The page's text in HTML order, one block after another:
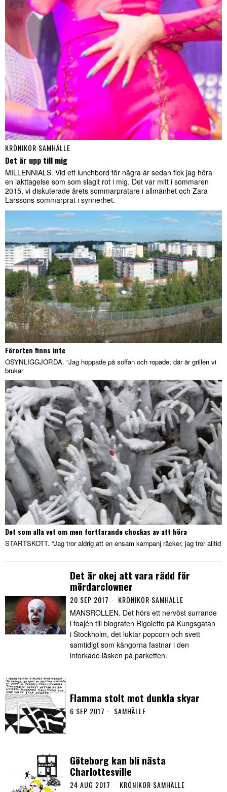
KRÖNIKOR·SAMHÄLLE
Det är upp till mig
MILLENNIALS. Vid ett lunchbord för några år sedan fick jag höra
en iakttagelse som som slagit rot i mig. Det var mitt i sommaren
2015, vi diskuterade årets sommarpratare i allmänhet och Zara
Larssons sommarprat i synnerhet.
Förorten finns inte
OSYNLIGGJORDA. “Jag hoppade på soffan och ropade, där är grillen vi
brukar
Det som alla vet om men fortfarande chockas av att höra
STARTSKOTT. “Jag tror aldrig att en ensam kampanj räcker, jag tror alltid
Det är okej att vara rädd för
mördarclowner
20 SEP 2017 KRÖNIKOR·SAMHÄLLE
MANSROLLEN. Det hörs ett nervöst surrande
i foajén till biografen Rigoletto på Kungsgatan
i Stockholm, det luktar popcorn och svett
samtidigt som kängorna fastnar i den
intorkade läsken på parketten.
Flamma stolt mot dunkla skyar
6 SEP 2017 SAMHÄLLE
Göteborg kan bli nästa
Charlottesville
24 AUG 2017 KRÖNIKOR·SAMHÄLLE